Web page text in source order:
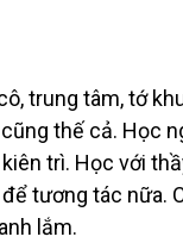
trung tâm, tớ
thế cả. Học
trì. Học với
tương tác nữa.
lắm.